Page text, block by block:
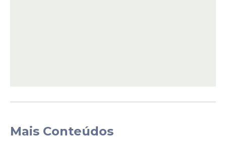
Mais Conteúdos